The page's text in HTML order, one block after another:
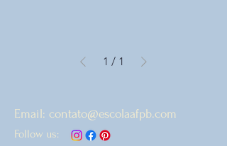
1 / 1
Email: contato@escolaafpb.com
Follow us: